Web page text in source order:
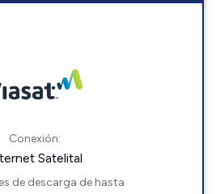
Conexión:
Satelital
de descarga de hasta